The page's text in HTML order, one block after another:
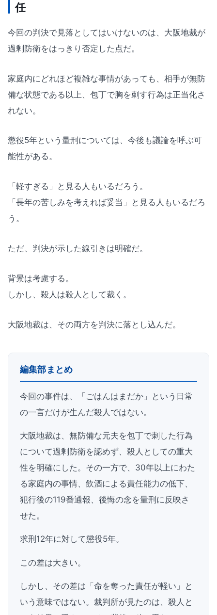
任
今回の判決で見落としてはいけないのは、大阪地裁が
過剰防衛をはっきり否定した点だ。
家庭内にどれほど複雑な事情があっても、相手が無防
備な状態である以上、包丁で胸を刺す行為は正当化さ
れない。
懲役5年という量刑については、今後も議論を呼ぶ可
能性がある。
「軽すぎる」と見る人もいるだろう。
「長年の苦しみを考えれば妥当」と見る人もいるだろ
う。
ただ、判決が示した線引きは明確だ。
背景は考慮する。
しかし、殺人は殺人として裁く。
大阪地裁は、その両方を判決に落とし込んだ。
編集部まとめ
今回の事件は、「ごはんはまだか」という日常
の一言だけが生んだ殺人ではない。
大阪地裁は、無防備な元夫を包丁で刺した行為
について過剰防衛を認めず、殺人としての重大
性を明確にした。その一方で、30年以上にわた
る家庭内の事情、飲酒による責任能力の低下、
犯行後の119番通報、後悔の念を量刑に反映さ
せた。
求刑12年に対して懲役5年。
この差は大きい。
しかし、その差は「命を奪った責任が軽い」と
いう意味ではない。裁判所が見たのは、殺人と